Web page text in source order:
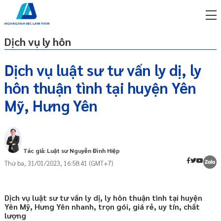
Dịch vụ ly hôn
Dịch vụ luật sư tư vấn ly dị, ly
hôn thuận tình tại huyện Yên
Mỹ, Hưng Yên
Tác giả: Luật sư Nguyễn Đình Hiệp
Thứ ba, 31/01/2023, 16:58:41 (GMT+7)
Dịch vụ luật sư tư vấn ly dị, ly hôn thuận tình tại huyện
Yên Mỹ, Hưng Yên nhanh, trọn gói, giá rẻ, uy tín, chất
lượng
Thuận tình ly hôn là gì?
Điều kiện để ly hôn thuận tình
hôn bao gồm những gì?
Thời hạn giải quyết yêu cầu công nhận
hôn
Những điểm LƯU Ý khi ly hôn thuận tình
phí qua zalo
sư trực tuyến online
ty/doanh nghiệp
gói
phí qua zalo
sư trực tuyến online
ty/doanh nghiệp
gói